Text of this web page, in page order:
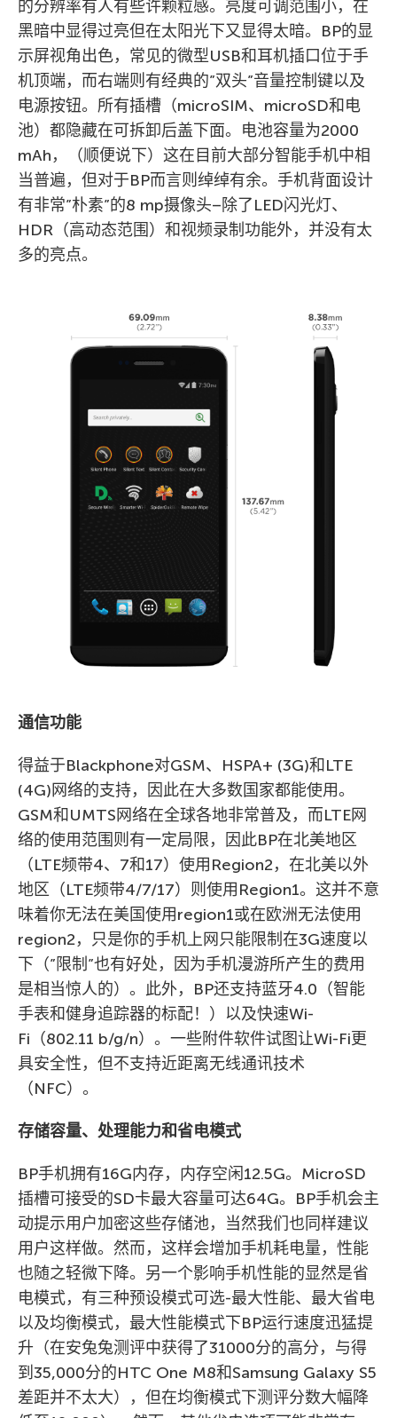
的分辨率有人有些许颗粒感。亮度可调范围小，在
黑暗中显得过亮但在太阳光下又显得太暗。BP的显
示屏视角出色，常见的微型USB和耳机插口位于手
机顶端，而右端则有经典的”双头”音量控制键以及
电源按钮。所有插槽（microSIM、microSD和电
池）都隐藏在可拆卸后盖下面。电池容量为2000
mAh，（顺便说下）这在目前大部分智能手机中相
当普遍，但对于BP而言则绰绰有余。手机背面设计
有非常”朴素”的8 mp摄像头–除了LED闪光灯、
HDR（高动态范围）和视频录制功能外，并没有太
多的亮点。
通信功能
得益于Blackphone对GSM、HSPA+ (3G)和LTE
(4G)网络的支持，因此在大多数国家都能使用。
GSM和UMTS网络在全球各地非常普及，而LTE网
络的使用范围则有一定局限，因此BP在北美地区
（LTE频带4、7和17）使用Region2，在北美以外
地区（LTE频带4/7/17）则使用Region1。这并不意
味着你无法在美国使用region1或在欧洲无法使用
region2，只是你的手机上网只能限制在3G速度以
下（”限制”也有好处，因为手机漫游所产生的费用
是相当惊人的）。此外，BP还支持蓝牙4.0（智能
手表和健身追踪器的标配！）以及快速Wi-
Fi（802.11 b/g/n）。一些附件软件试图让Wi-Fi更
具安全性，但不支持近距离无线通讯技术
（NFC）。
存储容量、处理能力和省电模式
BP手机拥有16G内存，内存空闲12.5G。MicroSD
插槽可接受的SD卡最大容量可达64G。BP手机会主
动提示用户加密这些存储池，当然我们也同样建议
用户这样做。然而，这样会增加手机耗电量，性能
也随之轻微下降。另一个影响手机性能的显然是省
电模式，有三种预设模式可选-最大性能、最大省电
以及均衡模式，最大性能模式下BP运行速度迅猛提
升（在安兔兔测评中获得了31000分的高分，与得
到35,000分的HTC One M8和Samsung Galaxy S5
差距并不太大），但在均衡模式下测评分数大幅降